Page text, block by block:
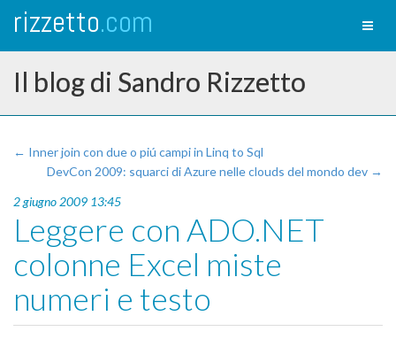
rizzetto.com
Il blog di Sandro Rizzetto
← Inner join con due o piú campi in Linq to Sql
DevCon 2009: squarci di Azure nelle clouds del mondo dev →
2 giugno 2009 13:45
Leggere con ADO.NET
colonne Excel miste
numeri e testo